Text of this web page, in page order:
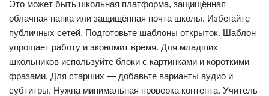
Это может быть школьная платформа, защищённая
облачная папка или защищённая почта школы. Избегайте
публичных сетей. Подготовьте шаблоны открыток. Шаблон
упрощает работу и экономит время. Для младших
школьников используйте блоки с картинками и короткими
фразами. Для старших — добавьте варианты аудио и
субтитры. Нужна минимальная проверка контента. Учитель